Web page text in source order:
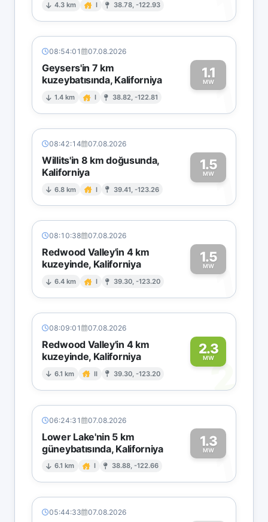
4.3 km I 38.78, -122.93
08:54:01 07.08.2026
Geysers'in 7 km
kuzeybatısında, Kaliforniya
1.4 km I 38.82, -122.81
1.1
MW1
08:42:14 07.08.2026
Willits'in 8 km doğusunda,
Kaliforniya
6.8 km I 39.41, -123.26
1.5
MW1
08:10:38 07.08.2026
Redwood Valley'in 4 km
kuzeyinde, Kaliforniya
6.4 km I 39.30, -123.20
1.5
MW1
08:09:01 07.08.2026
Redwood Valley'in 4 km
kuzeyinde, Kaliforniya
6.1 km II 39.30, -123.20
2.3
MW
2
06:24:31 07.08.2026
Lower Lake'nin 5 km
güneybatısında, Kaliforniya
6.1 km I 38.88, -122.66
1.3
MW1
05:44:33 07.08.2026